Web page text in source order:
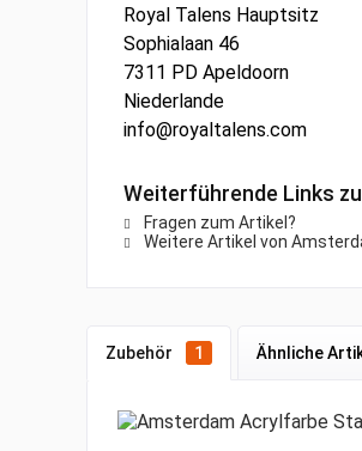
Royal Talens Hauptsitz
Sophialaan 46
7311 PD Apeldoorn
Niederlande
info@royaltalens.com
Weiterführende Links
Fragen zum Artikel?
Weitere Artikel von
Zubehör 1 Ähnliche